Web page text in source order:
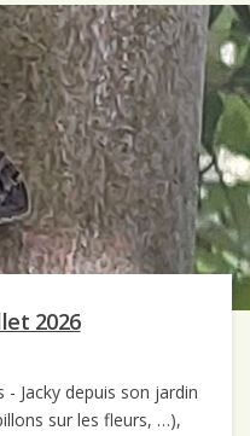
2026
Jacky depuis son jardin
sur les fleurs, …),